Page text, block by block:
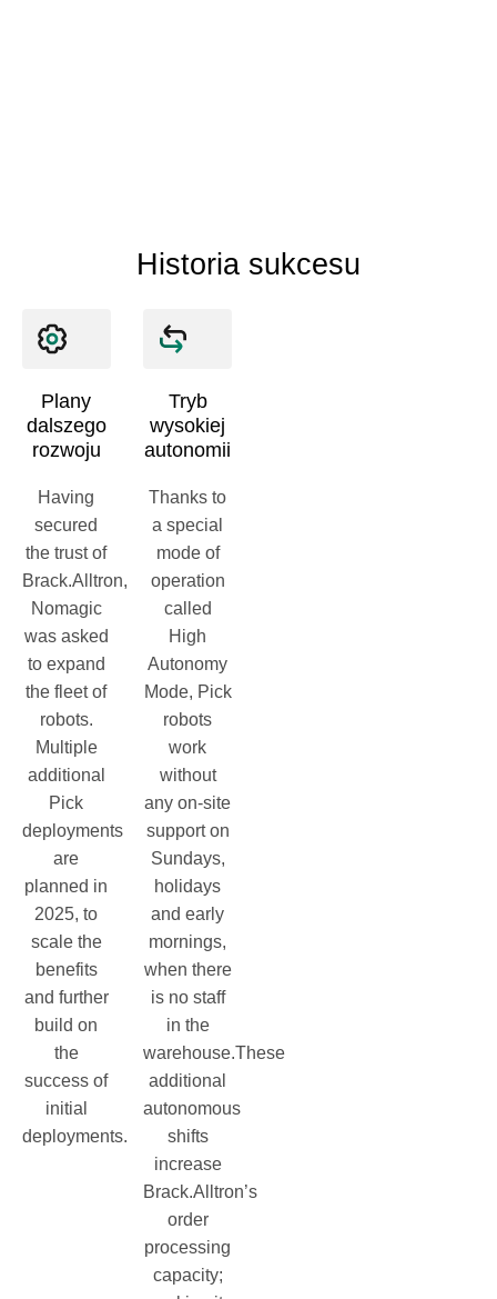
Historia sukcesu
Plany
dalszego
rozwoju
Having
secured
the trust of
Brack.Alltron,
Nomagic
was asked
to expand
the fleet of
robots.
Multiple
additional
Pick
deployments
are
planned in
2025, to
scale the
benefits
and further
build on
the
success of
initial
deployments.
Tryb
wysokiej
autonomii
Thanks to
a special
mode of
operation
called
High
Autonomy
Mode, Pick
robots
work
without
any on-site
support on
Sundays,
holidays
and early
mornings,
when there
is no staff
in the
warehouse.These
additional
autonomous
shifts
increase
Brack.Alltron’s
order
processing
capacity;